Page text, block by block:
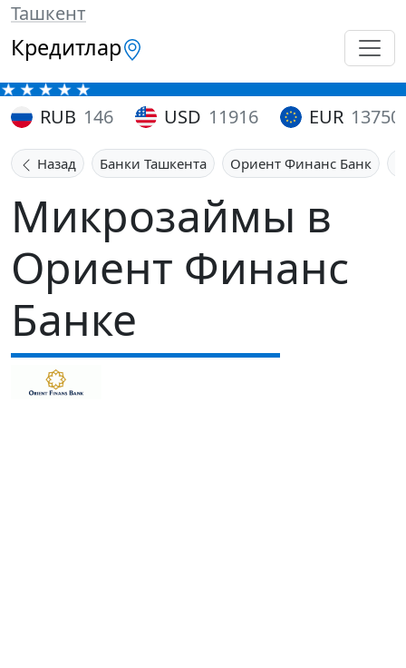
Ташкент
Кредитлар
RUB 146 USD 11916 EUR 13750
Назад Банки Ташкента Ориент Финанс Банк
Микрозаймы в
Ориент Финанс
Банке